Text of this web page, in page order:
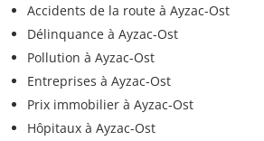
Accidents de la route à Ayzac-Ost
Délinquance à Ayzac-Ost
Pollution à Ayzac-Ost
Entreprises à Ayzac-Ost
Prix immobilier à Ayzac-Ost
Hôpitaux à Ayzac-Ost